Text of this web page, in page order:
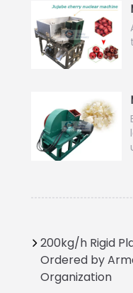
200kg/h Rigid
Ordered by
Organization